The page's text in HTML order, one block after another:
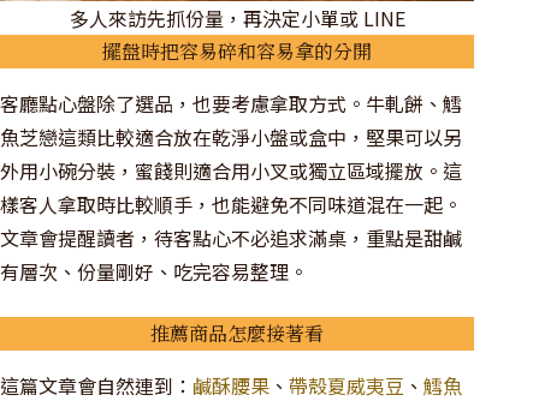
多人來訪先抓份量，再決定小單或 LINE
擺盤時把容易碎和容易拿的分開
客廳點心盤除了選品，也要考慮拿取方式。牛軋餅、鱈
魚芝戀這類比較適合放在乾淨小盤或盒中，堅果可以另
外用小碗分裝，蜜餞則適合用小叉或獨立區域擺放。這
樣客人拿取時比較順手，也能避免不同味道混在一起。
文章會提醒讀者，待客點心不必追求滿桌，重點是甜鹹
有層次、份量剛好、吃完容易整理。
推薦商品怎麼接著看
這篇文章會自然連到： 鹹酥腰果 、 帶殼夏威夷豆 、 鱈魚